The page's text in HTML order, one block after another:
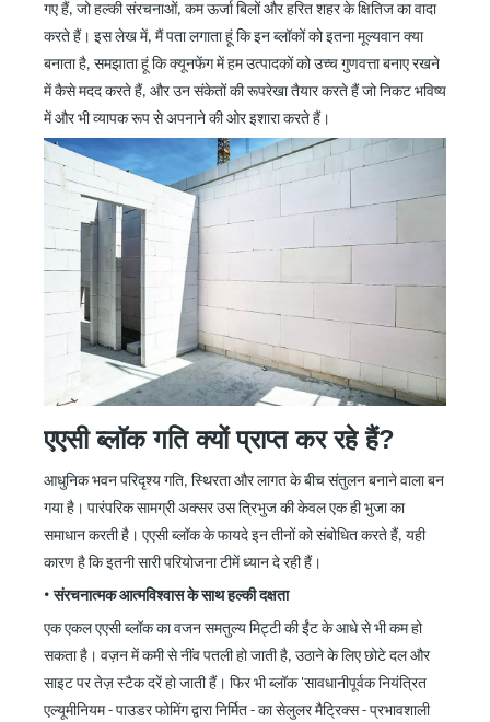
गए हैं, जो हल्की संरचनाओं, कम ऊर्जा बिलों और हरित शहर के क्षितिज का वादा
करते हैं। इस लेख में, मैं पता लगाता हूं कि इन ब्लॉकों को इतना मूल्यवान क्या
बनाता है, समझाता हूं कि क्यूनफेंग में हम उत्पादकों को उच्च गुणवत्ता बनाए रखने
में कैसे मदद करते हैं, और उन संकेतों की रूपरेखा तैयार करते हैं जो निकट भविष्य
में और भी व्यापक रूप से अपनाने की ओर इशारा करते हैं।
एएसी ब्लॉक गति क्यों प्राप्त कर रहे हैं?
आधुनिक भवन परिदृश्य गति, स्थिरता और लागत के बीच संतुलन बनाने वाला बन
गया है। पारंपरिक सामग्री अक्सर उस त्रिभुज की केवल एक ही भुजा का
समाधान करती है। एएसी ब्लॉक के फायदे इन तीनों को संबोधित करते हैं, यही
कारण है कि इतनी सारी परियोजना टीमें ध्यान दे रही हैं।
•संरचनात्मक आत्मविश्वास के साथ हल्की दक्षता
एक एकल एएसी ब्लॉक का वजन समतुल्य मिट्टी की ईंट के आधे से भी कम हो
सकता है। वज़न में कमी से नींव पतली हो जाती है, उठाने के लिए छोटे दल और
साइट पर तेज़ स्टैक दरें हो जाती हैं। फिर भी ब्लॉक 'सावधानीपूर्वक नियंत्रित
एल्यूमीनियम- पाउडर फोमिंग द्वारा निर्मित - का सेलुलर मैट्रिक्स- प्रभावशाली